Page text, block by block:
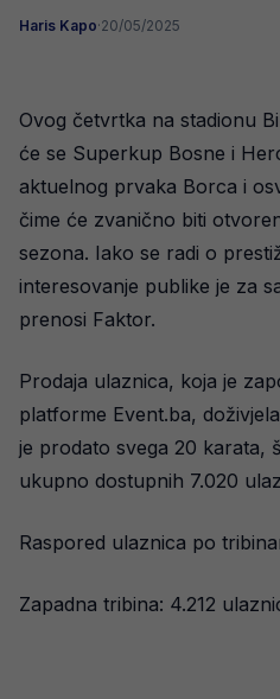
Haris Kapo·20/05/2025
Ovog četvrtka na stadionu
će se Superkup Bosne i
aktuelnog prvaka Borca i
čime će zvanično biti
sezona. Iako se radi o
interesovanje publike je za
prenosi Faktor.
Prodaja ulaznica, koja je
platforme Event.ba,
je prodato svega 20 karata,
ukupno dostupnih 7.020
Raspored ulaznica po
Zapadna tribina: 4.212